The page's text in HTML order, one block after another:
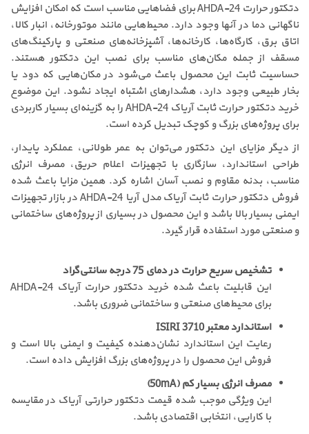
دتکتور حرارت AHDA-24 برای فضاهایی مناسب است که امکان افزایش
ناگهانی دما در آنها وجود دارد. محیط‌هایی مانند موتورخانه، انبار کالا،
اتاق برق، کارگاه‌ها، کارخانه‌ها، آشپزخانه‌های صنعتی و پارکینگ‌های
مسقف از جمله مکان‌های مناسب برای نصب این دتکتور هستند.
حساسیت ثابت این محصول باعث می‌شود در مکان‌هایی که دود یا
بخار طبیعی وجود دارد، هشدارهای اشتباه ایجاد نشود. این موضوع
خرید دتکتور حرارت ثابت آریاک AHDA-24 را به گزینه‌ای بسیار کاربردی
برای پروژه‌های بزرگ و کوچک تبدیل کرده است.
از دیگر مزایای این دتکتور می‌توان به عمر طولانی، عملکرد پایدار،
طراحی استاندارد، سازگاری با تجهیزات اعلام حریق، مصرف انرژی
مناسب، بدنه مقاوم و نصب آسان اشاره کرد. همین مزایا باعث شده
فروش دتکتور حرارت ثابت آریاک مدل آریا AHDA-24 در بازار تجهیزات
ایمنی بسیار بالا باشد و این محصول در بسیاری از پروژه‌های ساختمانی
و صنعتی مورد استفاده قرار گیرد.
تشخیص سریع حرارت در دمای 75 درجه سانتی‌گراد
این قابلیت باعث شده خرید دتکتور حرارت آریاک AHDA-24
برای محیط‌های صنعتی و ساختمانی ضروری باشد.
استاندارد معتبر ISIRI 3710
رعایت این استاندارد نشان‌دهنده کیفیت و ایمنی بالا است و
فروش این محصول را در پروژه‌های بزرگ افزایش داده است.
مصرف انرژی بسیار کم (50mA)
این ویژگی موجب شده قیمت دتکتور حرارتی آریاک در مقایسه
با کارایی، انتخابی اقتصادی باشد.